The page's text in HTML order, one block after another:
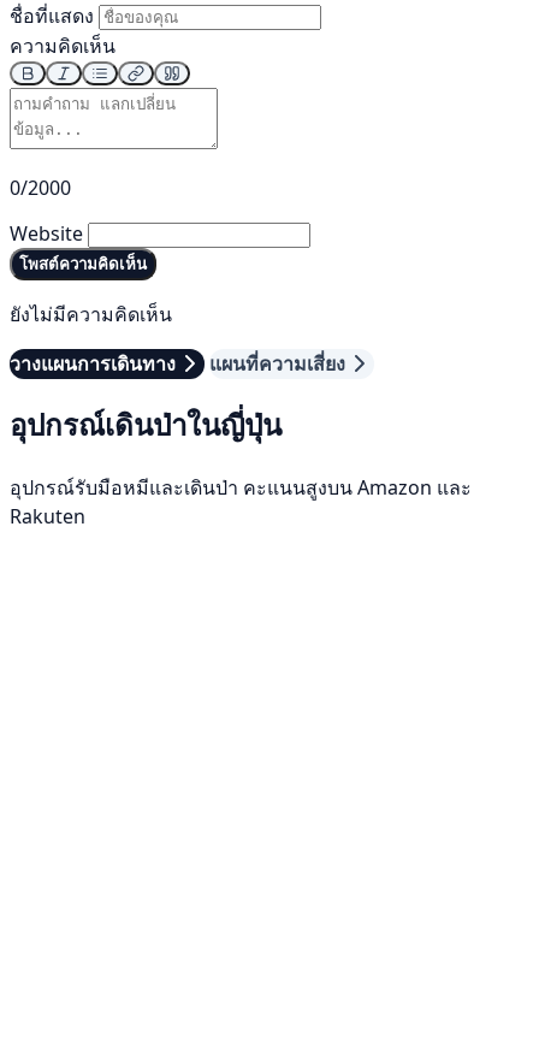
ชื่อที่แสดง
ความคิดเห็น
0/2000
Website
โพสต์ความคิดเห็น
ยังไม่มีความคิดเห็น
วางแผนการเดินทาง
แผนที่ความเสี่ยง
อุปกรณ์เดินป่าในญี่ปุ่น
อุปกรณ์รับมือหมีและเดินป่า คะแนนสูงบน Amazon และ
Rakuten